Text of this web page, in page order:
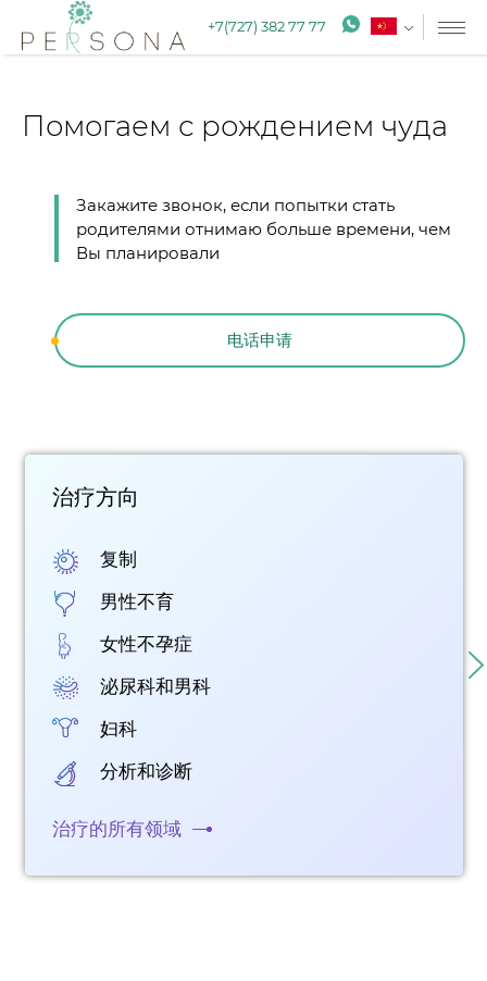
+7(727) 382 77 77
Помогаем с рождением чуда
Закажите звонок, если попытки стать
родителями отнимаю больше времени, чем
Вы планировали
电话申请
治疗方向
复制
男性不育
女性不孕症
泌尿科和男科
妇科
分析和诊断
治疗的所有领域